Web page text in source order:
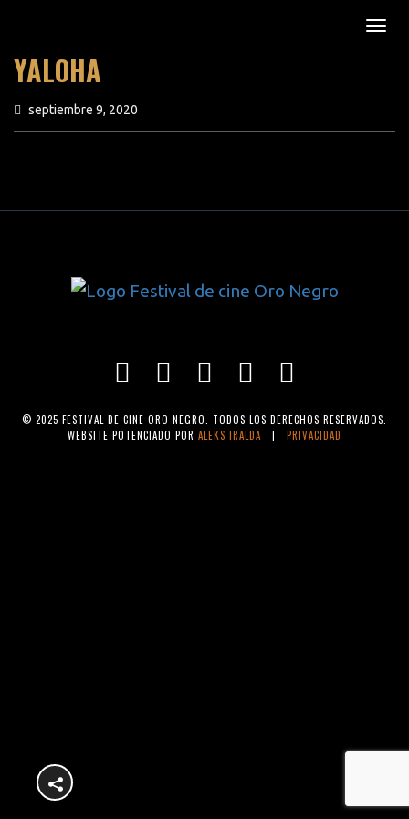
YALOHA
septiembre 9, 2020
© 2025 FESTIVAL DE CINE ORO NEGRO. TODOS LOS DERECHOS RESERVADOS.
WEBSITE POTENCIADO POR ALEKS IRALDA | PRIVACIDAD